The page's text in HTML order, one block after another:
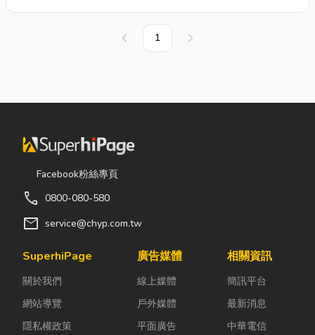
上一頁 1 下一頁
Facebook粉絲專頁
call 0800-080-580
mail service@chyp.com.tw
SuperhiPage
關於我們
網站導覽
隱私權政策
廣告媒體
線上媒體
戶外媒體
平面廣告
相關資訊
簡訊平台
最新消息
中華電信